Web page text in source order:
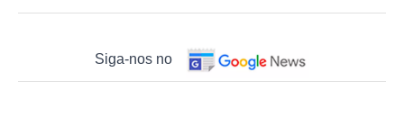
Siga-nos no